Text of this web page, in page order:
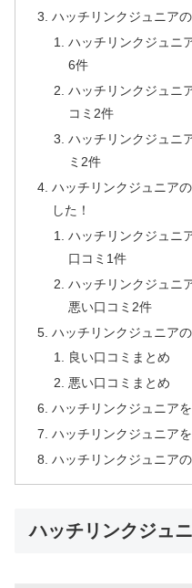
ハッチリンクジュニア
ハッチリンクジュニ
6件
ハッチリンクジュニ
コミ2件
ハッチリンクジュニ
ミ2件
ハッチリンクジュニア
した！
ハッチリンクジュニ
口コミ1件
ハッチリンクジュニ
悪い口コミ2件
ハッチリンクジュニア
良い口コミまとめ
悪い口コミまとめ
ハッチリンクジュニア
ハッチリンクジュニア
ハッチリンクジュニア
ハッチリンクジュ